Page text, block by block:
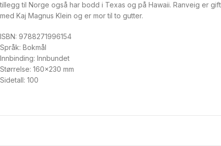
tillegg til Norge også har bodd i Texas og på Hawaii. Ranveig er gift
med Kaj Magnus Klein og er mor til to gutter.
ISBN: 9788271996154
Språk: Bokmål
Innbinding: Innbundet
Størrelse: 160×230 mm
Sidetall: 100